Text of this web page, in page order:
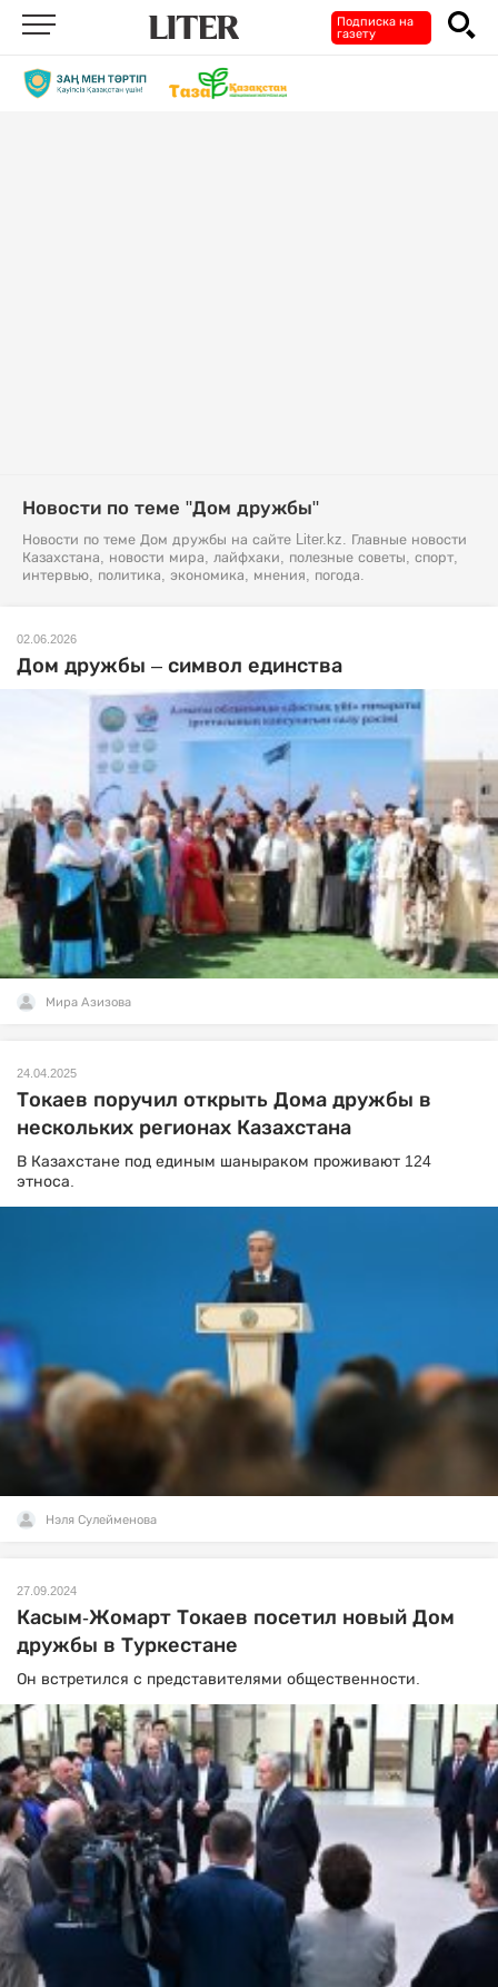
Подписка на
газету
Новости по теме "Дом дружбы"
Новости по теме Дом дружбы на сайте Liter.kz. Главные новости
Казахстана, новости мира, лайфхаки, полезные советы, спорт,
интервью, политика, экономика, мнения, погода.
02.06.2026
Дом дружбы – символ единства
Мира Азизова
24.04.2025
Токаев поручил открыть Дома дружбы в
нескольких регионах Казахстана
В Казахстане под единым шаныраком проживают 124
этноса.
Нэля Сулейменова
27.09.2024
Касым-Жомарт Токаев посетил новый Дом
дружбы в Туркестане
Он встретился с представителями общественности.